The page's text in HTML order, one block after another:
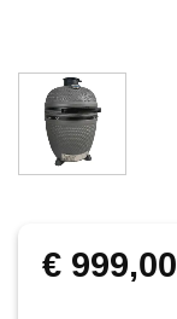
€ 999,00